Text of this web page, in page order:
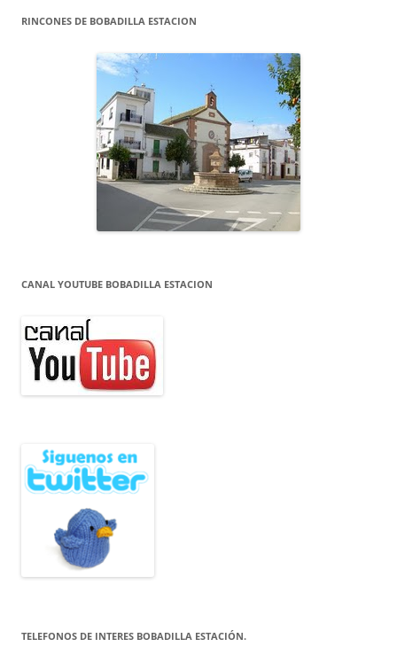
RINCONES DE BOBADILLA ESTACION
CANAL YOUTUBE BOBADILLA ESTACION
TELEFONOS DE INTERES BOBADILLA ESTACIÓN.